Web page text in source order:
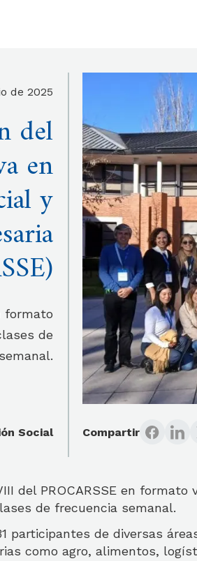
de 2025
del
en
y
formato
de
Social Compartir
del PROCARSSE en formato
de frecuencia semanal.
participantes de diversas
como agro, alimentos,